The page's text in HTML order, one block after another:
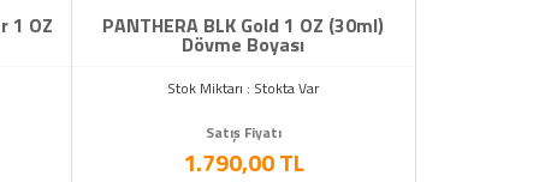
1 OZ PANTHERA BLK Gold 1 OZ (30ml)
Dövme Boyası
Stok Miktarı : Stokta Var
Satış Fiyatı
1.790,00 TL